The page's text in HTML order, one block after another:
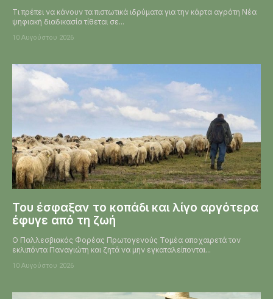
Τι πρέπει να κάνουν τα πιστωτικά ιδρύματα για την κάρτα αγρότη Νέα
ψηφιακή διαδικασία τίθεται σε...
10 Αυγούστου 2026
Του έσφαξαν το κοπάδι και λίγο αργότερα
έφυγε από τη ζωή
Ο Παλλεσβιακός Φορέας Πρωτογενούς Τομέα αποχαιρετά τον
εκλιπόντα Παναγιώτη και ζητά να μην εγκαταλείπονται...
10 Αυγούστου 2026